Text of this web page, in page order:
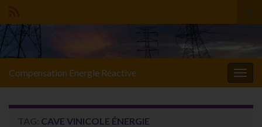
Compensation Energie Réactive
CAVE VINICOLE ÉNERGIE